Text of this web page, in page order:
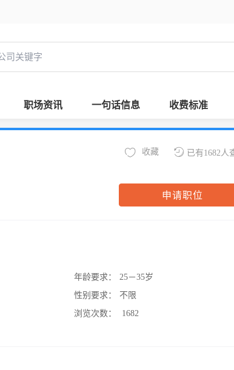
职场资讯 一句话信息 收费标准
已有1682人
收藏
申请职位
年龄要求：
25－35岁
性别要求：
不限
浏览次数：
1682